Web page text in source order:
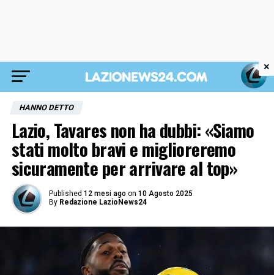
HANNO DETTO
Lazio, Tavares non ha dubbi: «Siamo
stati molto bravi e miglioreremo
sicuramente per arrivare al top»
Published 12 mesi ago on 10 Agosto 2025
By Redazione LazioNews24
×